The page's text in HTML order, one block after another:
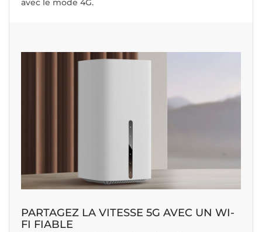
avec le mode 4G.
PARTAGEZ LA VITESSE 5G AVEC UN WI-
FI FIABLE